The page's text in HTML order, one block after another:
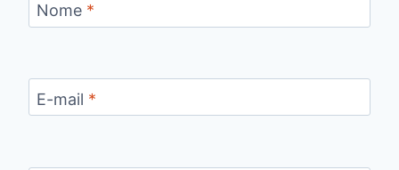
Nome *
E-mail *